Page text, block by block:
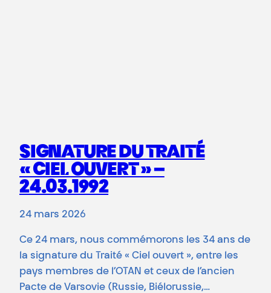
SIGNATURE DU TRAITÉ
« CIEL OUVERT » –
24.03.1992
24 mars 2026
Ce 24 mars, nous commémorons les 34 ans de
la signature du Traité « Ciel ouvert », entre les
pays membres de l’OTAN et ceux de l’ancien
Pacte de Varsovie (Russie, Biélorussie,…